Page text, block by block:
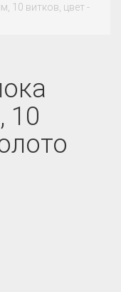
10 витков, цвет -
10